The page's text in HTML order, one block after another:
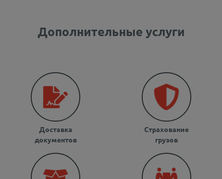
Дополнительные услуги
Доставка
документов
Страхование
грузов